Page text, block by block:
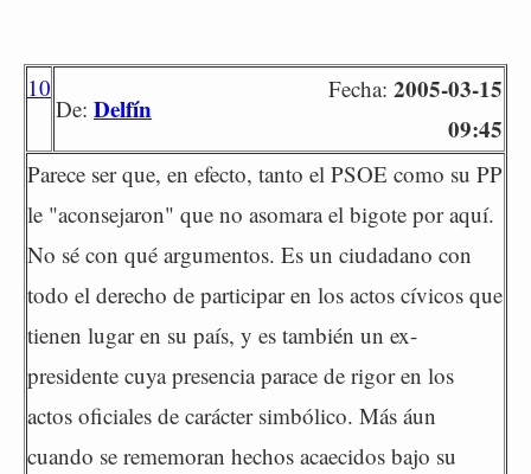
10
De: Delfín
Fecha: 2005-03-15
09:45
Parece ser que, en efecto, tanto el PSOE como su PP
le "aconsejaron" que no asomara el bigote por aquí.
No sé con qué argumentos. Es un ciudadano con
todo el derecho de participar en los actos cívicos que
tienen lugar en su país, y es también un ex-
presidente cuya presencia parace de rigor en los
actos oficiales de carácter simbólico. Más áun
cuando se rememoran hechos acaecidos bajo su